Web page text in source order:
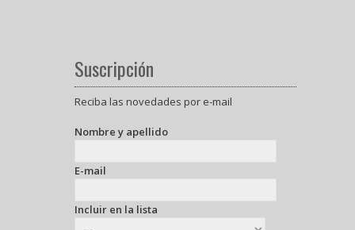
Suscripción
Reciba las novedades por e-mail
Nombre y apellido
E-mail
Incluir en la lista